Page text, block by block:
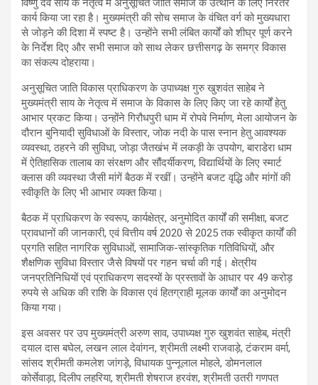
विष्णु देव साय के नेतृत्व में अनुसूचित जाति समाज के उत्थान के लिए निरंतर
कार्य किया जा रहा है। मुख्यमंत्री की सोच समाज के वंचित वर्ग को मुख्यधारा
से जोड़ने की दिशा में स्पष्ट है। उन्होंने सभी लंबित कार्यों को शीघ्र पूर्ण करने
के निर्देश दिए और सभी समाज को साथ लेकर छत्तीसगढ़ के समग्र विकास
का संकल्प दोहराया।
अनुसूचित जाति विकास प्राधिकरण के उपाध्यक्ष गुरु खुशवंत साहेब ने
मुख्यमंत्री साय के नेतृत्व में समाज के विकास के लिए किए जा रहे कार्यों हेतु
आभार प्रकट किया। उन्होंने गिरौधपुरी धाम में रोपवे निर्माण, मेला आयोजन के
दौरान बुनियादी सुविधाओं के विस्तार, जोक नदी के पास स्नान हेतु आवश्यक
व्यवस्था, ठहरने की सुविधा, जोड़ा जैतखंभ में लकड़ी के उपयोग, बाराडेरा धाम
में ऐतिहासिक तालाब का संरक्षण और सौंदर्यीकरण, विद्यार्थियों के लिए स्मार्ट
क्लास की व्यवस्था जैसी मांगें बैठक में रखीं। उन्होंने बजट वृद्धि और मांगों की
स्वीकृति के लिए भी आभार व्यक्त किया।
बैठक में प्राधिकरण के स्वरूप, कार्यक्षेत्र, अनुमोदित कार्यों की समीक्षा, बजट
प्रावधानों की जानकारी, एवं वित्तीय वर्ष 2020 से 2025 तक स्वीकृत कार्यों की
प्रगति सहित नागरिक सुविधाओं, सामाजिक-सांस्कृतिक गतिविधियों, और
शैक्षणिक सुविधा विस्तार जैसे विषयों पर गहन चर्चा की गई। क्षेत्रीय
जनप्रतिनिधियों एवं प्राधिकरण सदस्यों के प्रस्तावों के आधार पर 49 करोड़
रुपये से अधिक की राशि के विकास एवं हितग्राही मूलक कार्यों का अनुमोदन
किया गया।
इस अवसर पर उप मुख्यमंत्री अरुण साव, उपाध्यक्ष गुरु खुशवंत साहेब, मंत्री
दयाल दास बघेल, लखन लाल देवांगन, श्रीमती लक्ष्मी राजवाड़े, टंकराम वर्मा,
सांसद श्रीमती कमलेश जांगड़े, विधायक पुन्नूलाल मोहले, डोमनलाल
कोर्सेवाड़ा, दिलीप लहरिया, श्रीमती शेषराज हरवंश, श्रीमती उतरी गणपत